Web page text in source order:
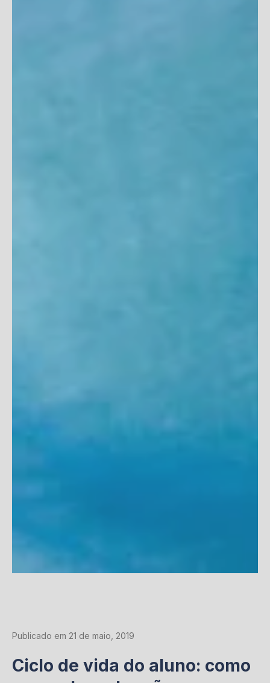
Publicado em 21 de maio, 2019
Ciclo de vida do aluno: como